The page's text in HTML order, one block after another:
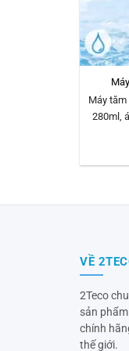
Máy
280ml,
VỀ
2Teco
sản
chính
thế giới.